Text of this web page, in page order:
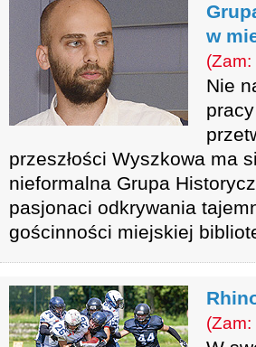
w
Nie
przeszłości Wyszkowa ma
nieformalna Grupa
pasjonaci odkrywania
gościnności miejskiej